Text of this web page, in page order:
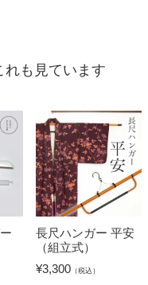
れも見ています
長尺ハンガー 平安
（組立式）
¥3,300（税込）